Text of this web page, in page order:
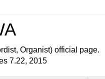
Organist) official page.
7.22, 2015